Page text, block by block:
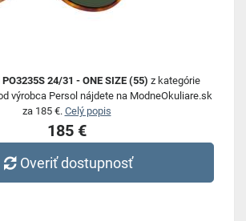
24/31 - ONE SIZE (55) z kategórie
výrobca Persol nájdete na ModneOkuliare.sk
za 185 €. Celý popis
185 €
Overiť dostupnosť